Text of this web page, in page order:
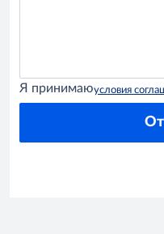
Я принимаюусловия